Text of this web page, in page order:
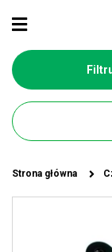
Strona główna